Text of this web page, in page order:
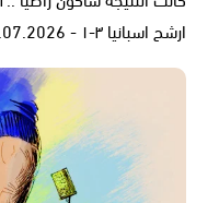
ارشح اسبانيا ٣-١ - 18.07.2026